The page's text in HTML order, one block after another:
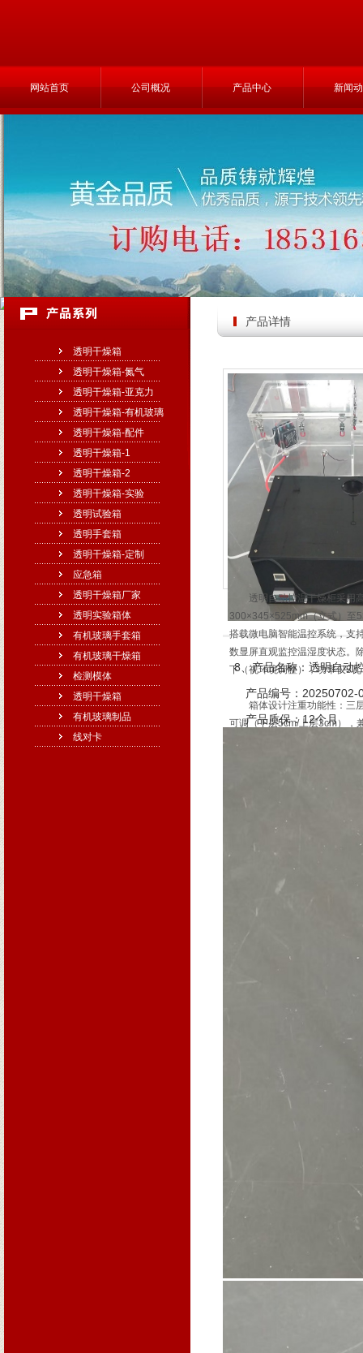
网站首页 公司概况 产品中心 新闻
透明干燥箱
透明干燥箱-氮气
透明干燥箱-亚克力
透明干燥箱-有机玻璃
透明干燥箱-配件
透明干燥箱-1
透明干燥箱-2
透明干燥箱-实验
透明试验箱
透明手套箱
透明干燥箱-定制
应急箱
透明干燥箱厂家
透明实验箱体
有机玻璃手套箱
有机玻璃干燥箱
检测模体
透明干燥箱
有机玻璃制品
线对卡
产品详情
透明自动控温干燥柜采用高
300×345×525mm（立式）至
搭载微电脑智能温控系统，支
数显屏直观监控温湿度状态。
下（视环境调整），功率仅3
箱体设计注重功能性：三层
可调（下层5cm/上层3cm），
廊坊玉双仪器设备有限公司
是否可以非标订制：可以按
8、产品名称：透明自动
产品编号：20250702-
产品质保：12个月